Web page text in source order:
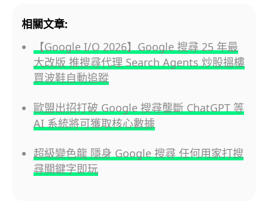
相關文章:
【Google I/O 2026】Google 搜尋 25 年最
大改版 推搜尋代理 Search Agents 炒股搵樓
買波鞋自動追蹤
歐盟出招打破 Google 搜尋壟斷 ChatGPT 等
AI 系統將可獲取核心數據
超級變色龍 隱身 Google 搜尋 任何用家打搜
尋關鍵字即玩